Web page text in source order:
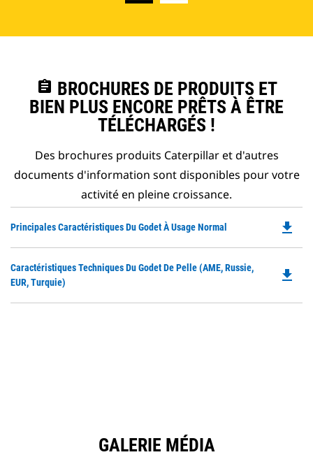
assignment BROCHURES DE PRODUITS ET
BIEN PLUS ENCORE PRÊTS À ÊTRE
TÉLÉCHARGÉS !
Des brochures produits Caterpillar et d'autres
documents d'information sont disponibles pour votre
activité en pleine croissance.
Principales Caractéristiques Du Godet À Usage Normal file_download
Caractéristiques Techniques Du Godet De Pelle (AME, Russie,
EUR, Turquie)
file_download
GALERIE MÉDIA